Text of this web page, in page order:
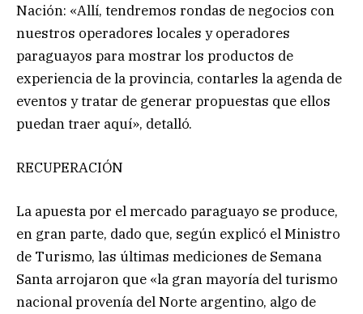
Nación: «Allí, tendremos rondas de negocios con
nuestros operadores locales y operadores
paraguayos para mostrar los productos de
experiencia de la provincia, contarles la agenda de
eventos y tratar de generar propuestas que ellos
puedan traer aquí», detalló.
RECUPERACIÓN
La apuesta por el mercado paraguayo se produce,
en gran parte, dado que, según explicó el Ministro
de Turismo, las últimas mediciones de Semana
Santa arrojaron que «la gran mayoría del turismo
nacional provenía del Norte argentino, algo de